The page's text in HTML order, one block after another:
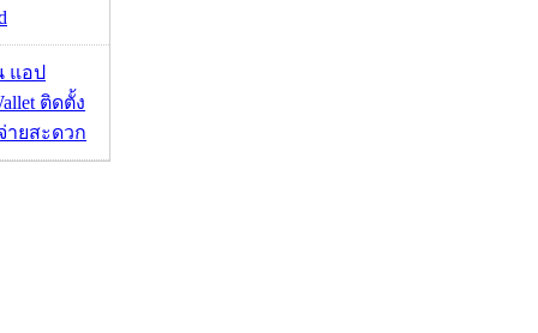
แอป
ติดตั้ง
ายสะดวก